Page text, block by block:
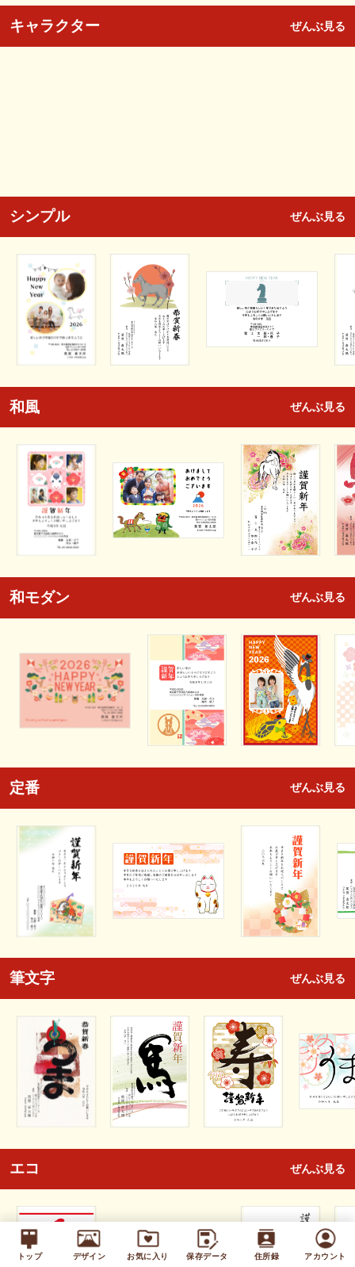
トップ デザイン お気に入り 保存データ 住所録 アカウント
キャラクター ぜんぶ見る
シンプル ぜんぶ見る
和風 ぜんぶ見る
和モダン ぜんぶ見る
定番 ぜんぶ見る
筆文字 ぜんぶ見る
エコ ぜんぶ見る